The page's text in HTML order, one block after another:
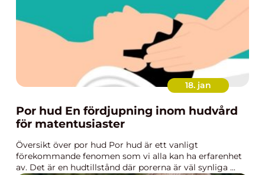
18. jan
Por hud En fördjupning inom hudvård
för matentusiaster
Översikt över por hud Por hud är ett vanligt
förekommande fenomen som vi alla kan ha erfarenhet
av. Det är en hudtillstånd där porerna är väl synliga ...